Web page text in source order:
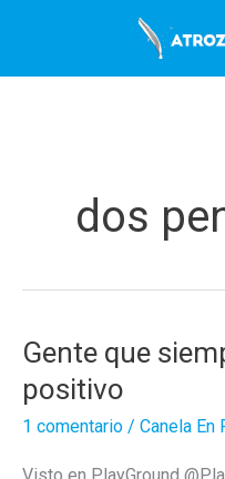
contenido
dos
Gente que
positivo
1 comentario / Canela En